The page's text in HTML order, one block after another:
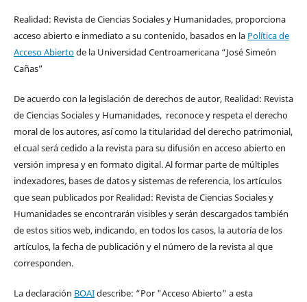
Realidad: Revista de Ciencias Sociales y Humanidades, proporciona
acceso abierto e inmediato a su contenido, basados en la Política de
Acceso Abiertode la Universidad Centroamericana “José Simeón
Cañas”
De acuerdo con la legislación de derechos de autor, Realidad: Revista
de Ciencias Sociales y Humanidades, reconoce y respeta el derecho
moral de los autores, así como la titularidad del derecho patrimonial,
el cual será cedido a la revista para su difusión en acceso abierto en
versión impresa y en formato digital. Al formar parte de múltiples
indexadores, bases de datos y sistemas de referencia, los artículos
que sean publicados por Realidad: Revista de Ciencias Sociales y
Humanidades se encontrarán visibles y serán descargados también
de estos sitios web, indicando, en todos los casos, la autoría de los
artículos, la fecha de publicación y el número de la revista al que
corresponden.
La declaración BOAIdescribe: “Por "Acceso Abierto" a esta